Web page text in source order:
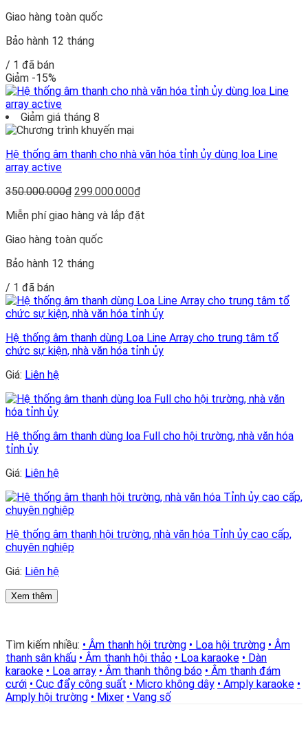
Giao hàng toàn quốc
Bảo hành 12 tháng
/ 1 đã bán
Giảm -15%
Giảm giá tháng 8
Hệ thống âm thanh cho nhà văn hóa tỉnh ủy dùng loa Line
array active
350.000.000₫ Giá
là:
299.000.000₫Giá
tại
Miễn phí giao hàng và lắp đặt
Giao hàng toàn quốc
Bảo hành 12 tháng
/ 1 đã bán
Hệ thống âm thanh dùng Loa Line Array cho trung tâm tổ
chức sự kiện, nhà văn hóa tỉnh ủy
Giá: Liên hệ
Hệ thống âm thanh dùng loa Full cho hội trường, nhà văn hóa
tỉnh ủy
Giá: Liên hệ
Hệ thống âm thanh hội trường, nhà văn hóa Tỉnh ủy cao cấp,
chuyên nghiệp
Giá: Liên hệ
Xem thêm
Tìm kiếm nhiều: • Âm thanh hội trường • Loa hội trường • Âm
thanh sân khấu • Âm thanh hội thảo • Loa karaoke • Dàn
karaoke • Loa array • Âm thanh thông báo • Âm thanh đám
cưới • Cục đẩy công suất • Micro không dây • Amply karaoke •
Amply hội trường • Mixer • Vang số